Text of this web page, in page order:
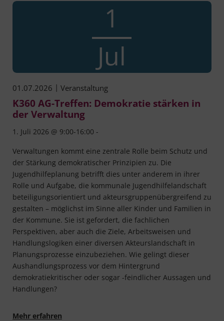
1
Jul
01.07.2026 | Veranstaltung
K360 AG-Treffen: Demokratie stärken in
der Verwaltung
1. Juli 2026 @ 9:00-16:00 -
Verwaltungen kommt eine zentrale Rolle beim Schutz und
der Stärkung demokratischer Prinzipien zu. Die
Jugendhilfeplanung betrifft dies unter anderem in ihrer
Rolle und Aufgabe, die kommunale Jugendhilfelandschaft
beteiligungsorientiert und akteursgruppenübergreifend zu
gestalten – möglichst im Sinne aller Kinder und Familien in
der Kommune. Sie ist gefordert, die fachlichen
Perspektiven, aber auch die Ziele, Arbeitsweisen und
Handlungslogiken einer diversen Akteurslandschaft in
Planungsprozesse einzubeziehen. Wie gelingt dieser
Aushandlungsprozess vor dem Hintergrund
demokratiekritischer oder sogar -feindlicher Aussagen und
Handlungen?
Mehr erfahrenK360 AG-Treffen: Demokratie stärken in der